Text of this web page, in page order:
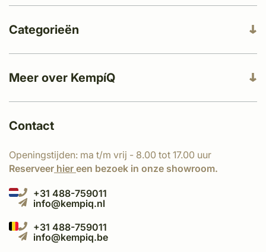
Meer over KempíQ
Categorieën
Contact
Openingstijden: ma t/m vrij - 8.00 tot 17.00 uur
Reserveer hier een bezoek in onze showroom.
+31 488-759011
info@kempiq.nl
+31 488-759011
info@kempiq.be